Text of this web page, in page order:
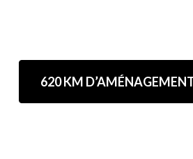
620 KM